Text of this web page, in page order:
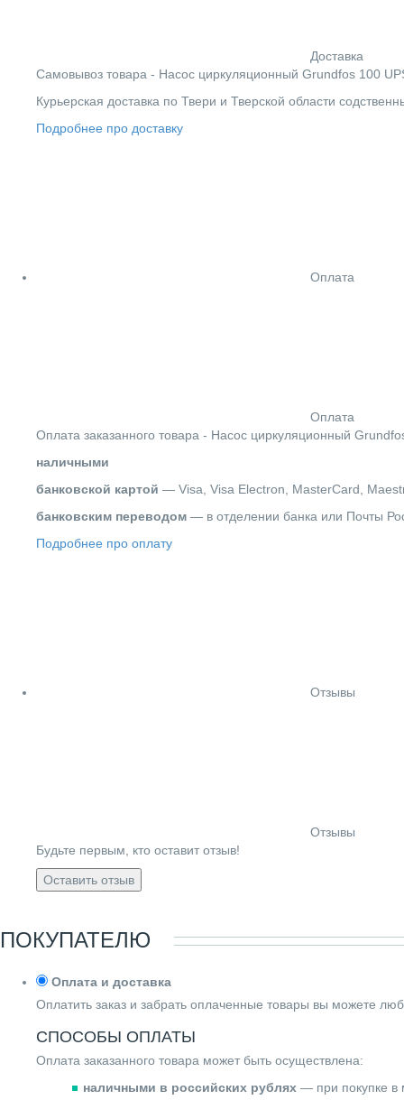
Доставка
Cамовывоз товара - Насос циркуляционный Grundfos 100
Курьерская доставка по Твери и Тверской области
Подробнее про доставку
Оплата
Оплата
Оплата заказанного товара - Насос циркуляционный
наличными
банковской картой — Visa, Visa Electron, MasterCard,
банковским переводом — в отделении банка или Почты
Подробнее про оплату
Отзывы
Отзывы
Будьте первым, кто оставит отзыв!
Оставить отзыв
ПОКУПАТЕЛЮ
Оплата и доставка
Оплатить заказ и забрать оплаченные товары вы можете
СПОСОБЫ ОПЛАТЫ
Оплата заказанного товара может быть осуществлена:
наличными в российских рублях — при покупке в